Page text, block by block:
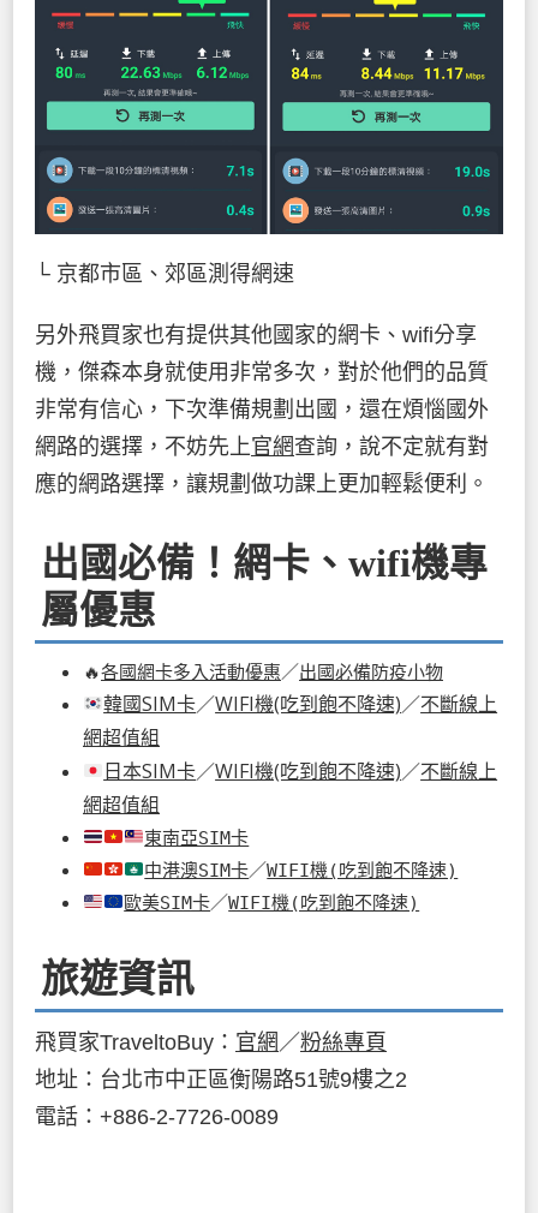
└ 京都市區、郊區測得網速
另外飛買家也有提供其他國家的網卡、wifi分享
機，傑森本身就使用非常多次，對於他們的品質
非常有信心，下次準備規劃出國，還在煩惱國外
網路的選擇，不妨先上官網查詢，說不定就有對
應的網路選擇，讓規劃做功課上更加輕鬆便利。
出國必備！網卡、wifi機專
屬優惠
🔥各國網卡多入活動優惠／出國必備防疫小物
韓國SIM卡／WIFI機(吃到飽不降速)／不斷線上
網超值組
日本SIM卡／WIFI機(吃到飽不降速)／不斷線上
網超值組
東南亞SIM卡
中港澳SIM卡／WIFI機(吃到飽不降速)
歐美SIM卡／WIFI機(吃到飽不降速)
旅遊資訊
飛買家TraveltoBuy： 官網 ／粉絲專頁
地址：台北市中正區衡陽路51號9樓之2
電話：+886-2-7726-0089